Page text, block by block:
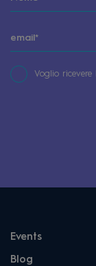
Voglio ricevere
Events
Blog